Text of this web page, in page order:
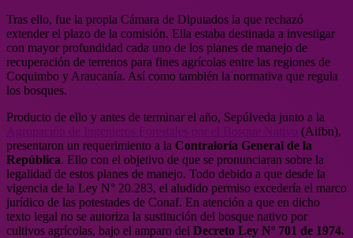
Tras ello, fue la propia Cámara de Diputados la que rechazó
extender el plazo de la comisión. Ella estaba destinada a investigar
con mayor profundidad cada uno de los planes de manejo de
recuperación de terrenos para fines agrícolas entre las regiones de
Coquimbo y Araucanía. Así como también la normativa que regula
los bosques.
Producto de ello y antes de terminar el año, Sepúlveda junto a la
(Aifbn),
presentaron un requerimiento a la Contraloría General de la
República. Ello con el objetivo de que se pronunciaran sobre la
legalidad de estos planes de manejo. Todo debido a que desde la
vigencia de la Ley N° 20.283, el aludido permiso excedería el marco
jurídico de las potestades de Conaf. En atención a que en dicho
texto legal no se autoriza la sustitución del bosque nativo por
cultivos agrícolas, bajo el amparo del Decreto Ley Nº 701 de 1974.